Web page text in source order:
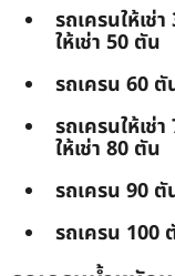
รถเครนให้เช่
ให้เช่า 50 ตัน
รถเครน 60 ตั
รถเครนให้เช่
ให้เช่า 80 ตัน
รถเครน 90 ตั
รถเครน 100